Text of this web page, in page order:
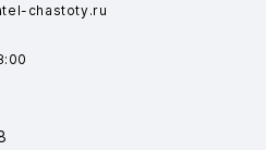
chastoty.ru